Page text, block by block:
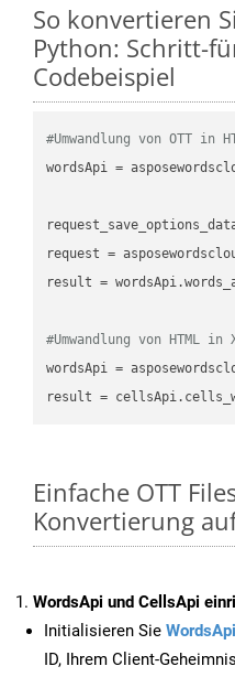
So konvertieren
Python: Schritt-
Codebeispiel
#Umwandlung von OTT in
wordsApi =
request
result =
#Umwandlung von HTML in
wordsApi =
result =
Einfache OTT
Konvertierung
WordsApi und CellsApi
Initialisieren Sie WordsApi
ID, Ihrem Client-